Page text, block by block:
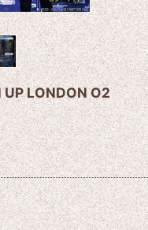
UP LONDON O2